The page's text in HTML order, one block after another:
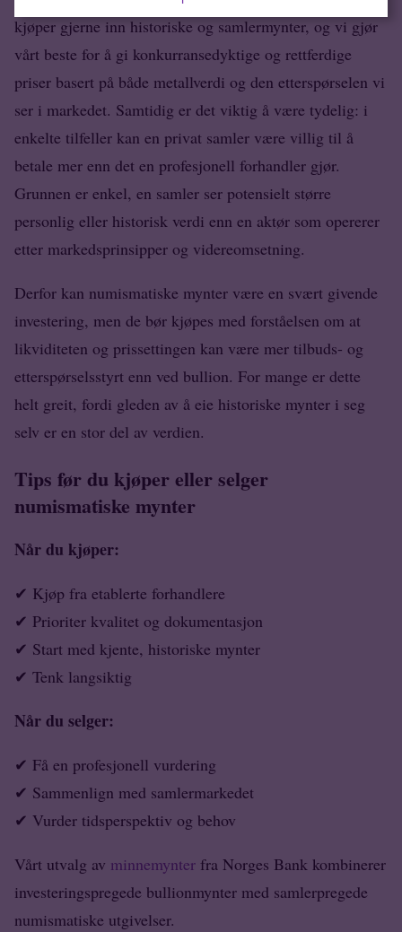
kjøper gjerne inn historiske og samlermynter, og vi gjør
vårt beste for å gi konkurransedyktige og rettferdige
priser basert på både metallverdi og den etterspørselen vi
ser i markedet. Samtidig er det viktig å være tydelig: i
enkelte tilfeller kan en privat samler være villig til å
betale mer enn det en profesjonell forhandler gjør.
Grunnen er enkel, en samler ser potensielt større
personlig eller historisk verdi enn en aktør som opererer
etter markedsprinsipper og videreomsetning.
Derfor kan numismatiske mynter være en svært givende
investering, men de bør kjøpes med forståelsen om at
likviditeten og prissettingen kan være mer tilbuds- og
etterspørselsstyrt enn ved bullion. For mange er dette
helt greit, fordi gleden av å eie historiske mynter i seg
selv er en stor del av verdien.
Tips før du kjøper eller selger
numismatiske mynter
Når du kjøper:
✔ Kjøp fra etablerte forhandlere
✔ Prioriter kvalitet og dokumentasjon
✔ Start med kjente, historiske mynter
✔ Tenk langsiktig
Når du selger:
✔ Få en profesjonell vurdering
✔ Sammenlign med samlermarkedet
✔ Vurder tidsperspektiv og behov
Vårt utvalg av minnemynter fra Norges Bank kombinerer
investeringspregede bullionmynter med samlerpregede
numismatiske utgivelser.